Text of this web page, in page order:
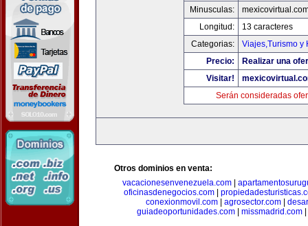
Minusculas:
Longitud:
13 caracteres
Categorias:
Viajes,Turismo y
Precio:
Realizar una
Visitar!
Serán consideradas
Otros dominios en venta:
vacacionesenvenezuela.com|
oficinasdenegocios.com
conexionmovil.com
agrosector.com
guiadeoportunidades.com| missmadrid.com|